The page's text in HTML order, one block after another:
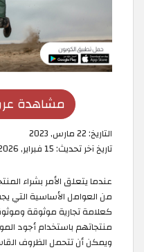
مشاهدة
التاريخ:22 مارس, 2023
تاريخ آخر تحديث:15 فبراير, 2026
عندما يتعلق الأمر بشراء
كعلامة تجارية موثوقة
منتجاتهم باستخدام أجود
ويمكن أن تتحمل الظروف